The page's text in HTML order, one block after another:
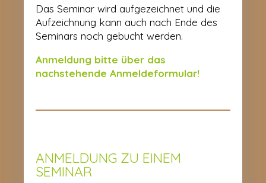
Das Seminar wird aufgezeichnet und die
Aufzeichnung kann auch nach Ende des
Seminars noch gebucht werden.
Anmeldung bitte über das
nachstehende Anmeldeformular!
ANMELDUNG ZU EINEM
SEMINAR